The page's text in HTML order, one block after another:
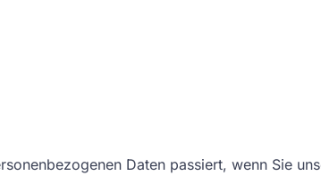
Daten passiert, wenn Sie